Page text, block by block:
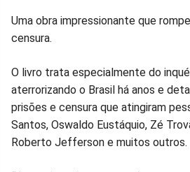
Uma obra impressionante que
censura.
O livro trata especialmente do
aterrorizando o Brasil há anos e
prisões e censura que atingiram
Santos, Oswaldo Eustáquio, Zé
Roberto Jefferson e muitos outros.